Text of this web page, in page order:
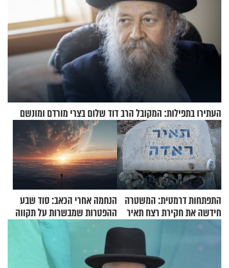
העתירו בתפילות: המקובל הרב דוד שלום בצרי מורדם ומונשם
התפתחות דרמטית: המשטרה
חידשה את חקירת רצח תאיר
הנחמה אחרי הכאב: סוד שבע
ההפטרות שמבשרות על תקווה
וגאולה